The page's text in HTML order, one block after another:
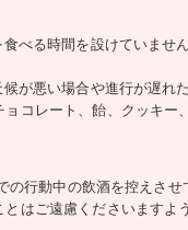
べる時間を設けていませ
が悪い場合や進行が遅れ
コレート、飴、クッキ
の行動中の飲酒を控えさ
はご遠慮くださいますよ